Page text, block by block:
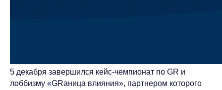
5 декабря завершился кейс-чемпионат по GR и
лоббизму «GRаница влияния», партнером которого